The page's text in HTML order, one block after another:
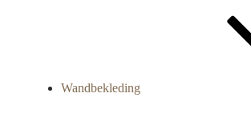
Wandbekleding